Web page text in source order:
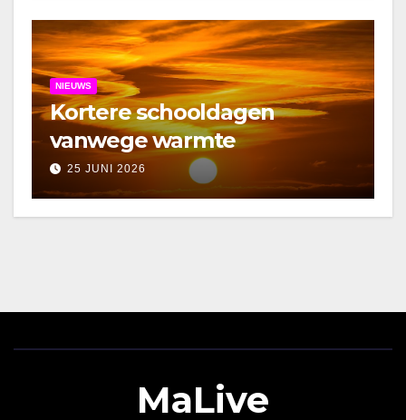
NIEUWS
Kortere schooldagen
vanwege warmte
25 JUNI 2026
MaLive